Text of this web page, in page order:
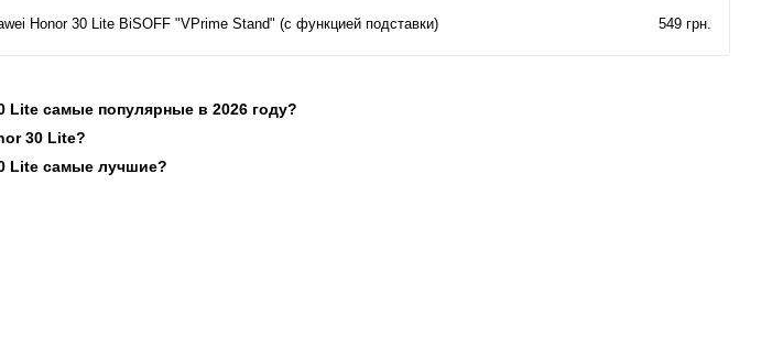
Honor 30 Lite BiSOFF "VPrime Stand" (с функцией подставки) 549 грн.
Lite самые популярные в 2026 году?
30 Lite?
Lite самые лучшие?